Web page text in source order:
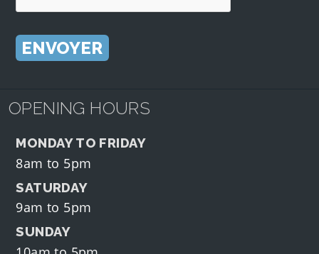
OPENING HOURS
MONDAY TO FRIDAY
8am to 5pm
SATURDAY
9am to 5pm
SUNDAY